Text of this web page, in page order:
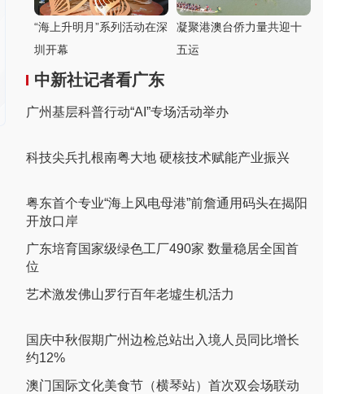
“海上升明月”系列活动在深
圳开幕
凝聚港澳台侨力量共迎十
五运
中新社记者看广东
广州基层科普行动“AI”专场活动举办
科技尖兵扎根南粤大地 硬核技术赋能产业振兴
粤东首个专业“海上风电母港”前詹通用码头在揭阳
开放口岸
广东培育国家级绿色工厂490家 数量稳居全国首
位
艺术激发佛山罗行百年老墟生机活力
国庆中秋假期广州边检总站出入境人员同比增长
约12%
澳门国际文化美食节（横琴站）首次双会场联动